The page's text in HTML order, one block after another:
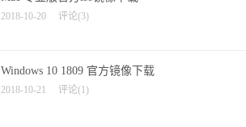
2018-10-20 评论(3)
Windows 10 1809 官方镜像下载
2018-10-21 评论(1)